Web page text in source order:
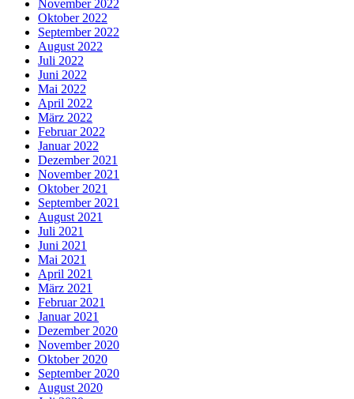
November 2022
Oktober 2022
September 2022
August 2022
Juli 2022
Juni 2022
Mai 2022
April 2022
März 2022
Februar 2022
Januar 2022
Dezember 2021
November 2021
Oktober 2021
September 2021
August 2021
Juli 2021
Juni 2021
Mai 2021
April 2021
März 2021
Februar 2021
Januar 2021
Dezember 2020
November 2020
Oktober 2020
September 2020
August 2020